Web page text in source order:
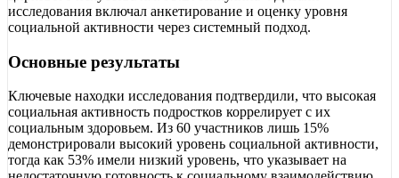
исследования включал анкетирование и оценку уровня
социальной активности через системный подход.
Основные результаты
Ключевые находки исследования подтвердили, что высокая
социальная активность подростков коррелирует с их
социальным здоровьем. Из 60 участников лишь 15%
демонстрировали высокий уровень социальной активности,
тогда как 53% имели низкий уровень, что указывает на